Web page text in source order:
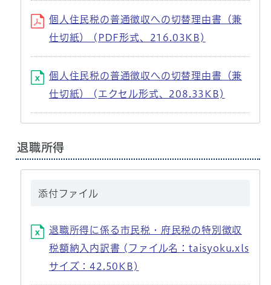
個人住民税の普通徴収への切替理由書（兼
仕切紙） (PDF形式、216.03KB)
個人住民税の普通徴収への切替理由書（兼
仕切紙） (エクセル形式、208.33KB)
退職所得
添付ファイル
退職所得に係る市民税・府民税の特別徴収
税額納入内訳書 (ファイル名：taisyoku.xls
サイズ：42.50KB)